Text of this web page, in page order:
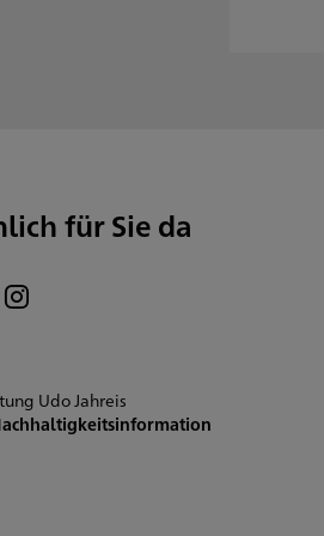
für Sie da
Udo Jahreis